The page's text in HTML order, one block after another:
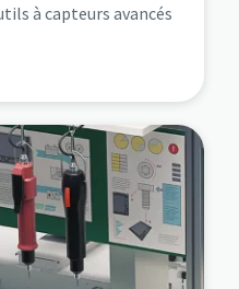
à capteurs avancés